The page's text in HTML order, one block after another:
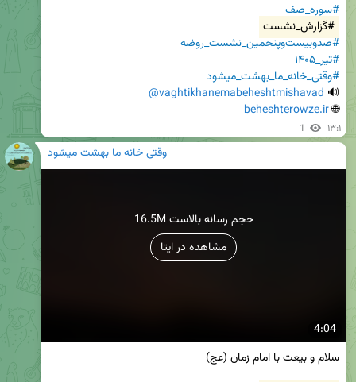
#سوره_صف
#گزارش_نشست
#صدوبیست‌وپنجمین_نشست_روضه
#تیر_۱۴۰۵
#وقتی_خانه_ما_بهشت_میشود
🔊
@vaghtikhanemabeheshtmishavad
🌐
beheshterowze.ir
1 ۱۳:۱
وقتی خانه ما بهشت میشود
4:04
16.5M حجم رسانه بالاست
مشاهده در ایتا